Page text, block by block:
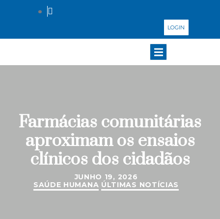
LOGIN
Farmácias comunitárias
aproximam os ensaios
clínicos dos cidadãos
JUNHO 19, 2026
SAÚDE HUMANA ÚLTIMAS NOTÍCIAS